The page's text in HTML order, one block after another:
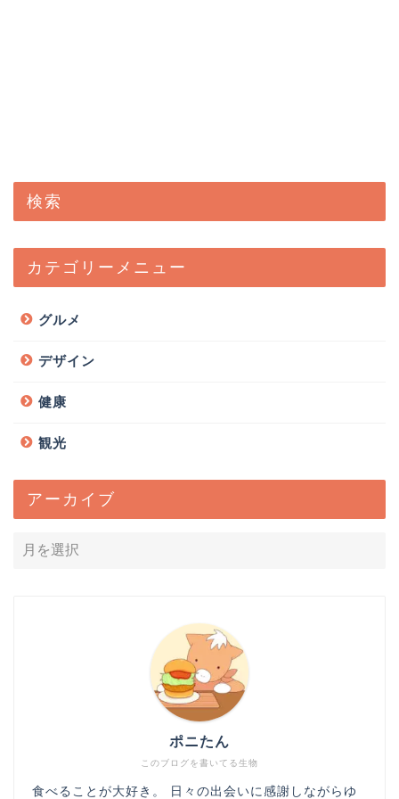
検索
カテゴリーメニュー
グルメ
デザイン
健康
観光
アーカイブ
このブログを書いてる生物
ポニたん
食べることが大好き。 日々の出会いに感謝しながらゆ